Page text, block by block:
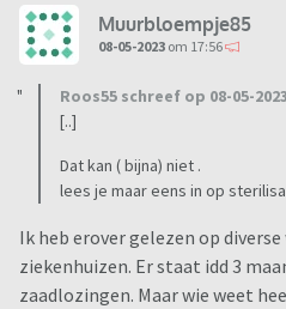
Muurbloempje85
08-05-2023 om 17:56
Roos55 schreef op 08-05-
[..]
Dat kan ( bijna) niet .
lees je maar eens in op
Ik heb erover gelezen op
ziekenhuizen. Er staat idd 3
zaadlozingen. Maar wie weet